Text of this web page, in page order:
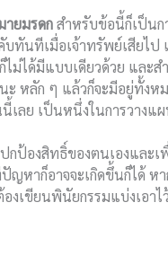
ยมรดกสำหรับข้อนี้ก็เป็นก
ทันทีเมื่อเจ้าทรัพย์เสียไ
ก็ไม่ได้มีแบบเดียวด้วย แล
ะ หลัก ๆ แล้วก็จะมีอยู่ทั้ง
เลย เป็นหนึ่งในการวางแ
ป้องสิทธิ์ของตนเองและ
ญหาก็อาจจะเกิดขึ้นก็ได้ ห
งเขียนพินัยกรรมแบ่งเอา